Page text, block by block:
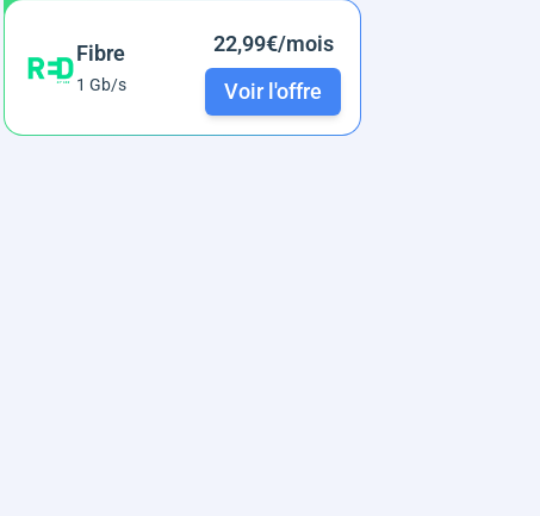
Fibre
1 Gb/s
22,99€/mois
Voir l'offre